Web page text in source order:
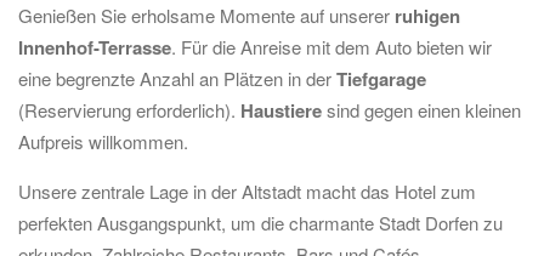
Genießen Sie erholsame Momente auf unserer ruhigen
Innenhof-Terrasse. Für die Anreise mit dem Auto bieten wir
eine begrenzte Anzahl an Plätzen in derTiefgarage
(Reservierung erforderlich). Haustieresind gegen einen kleinen
Aufpreis willkommen.
Unsere zentrale Lage in der Altstadt macht das Hotel zum
perfekten Ausgangspunkt, um die charmante Stadt Dorfen zu